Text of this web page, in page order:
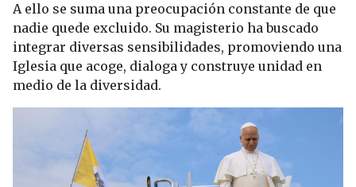
A ello se suma una preocupación constante de que
nadie quede excluido. Su magisterio ha buscado
integrar diversas sensibilidades, promoviendo una
Iglesia que acoge, dialoga y construye unidad en
medio de la diversidad.